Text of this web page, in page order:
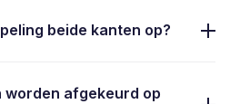
beide kanten op?
worden afgekeurd op